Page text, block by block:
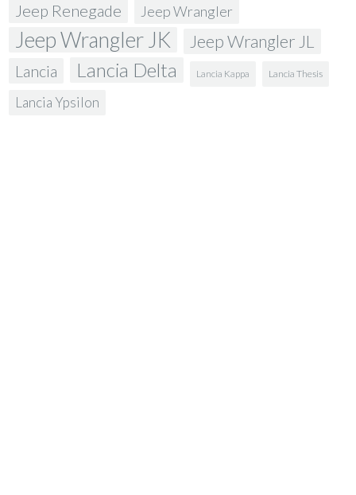
Jeep Renegade Jeep Wrangler
Jeep Wrangler JK Jeep Wrangler JL
Lancia Lancia Delta Lancia Kappa Lancia Thesis
Lancia Ypsilon